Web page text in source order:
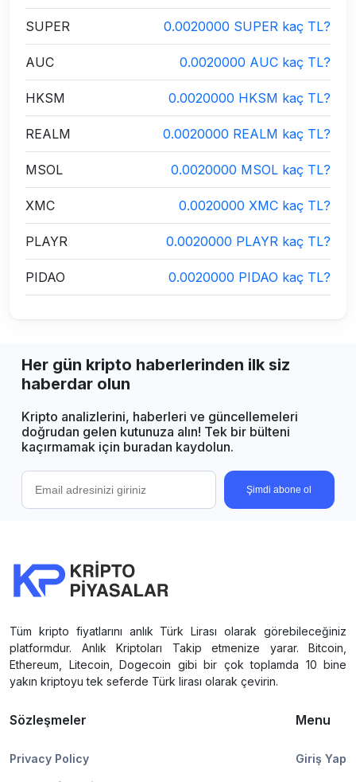
SUPER 0.0020000 SUPER kaç TL?
AUC 0.0020000 AUC kaç TL?
HKSM 0.0020000 HKSM kaç TL?
REALM 0.0020000 REALM kaç TL?
MSOL 0.0020000 MSOL kaç TL?
XMC 0.0020000 XMC kaç TL?
PLAYR 0.0020000 PLAYR kaç TL?
PIDAO 0.0020000 PIDAO kaç TL?
Her gün kripto haberlerinden ilk siz
haberdar olun
Kripto analizlerini, haberleri ve güncellemeleri
doğrudan gelen kutunuza alın! Tek bir bülteni
kaçırmamak için buradan kaydolun.
Şimdi abone ol
Tüm kripto fiyatlarını anlık Türk Lirası olarak görebileceğiniz
platformdur. Anlık Kriptoları Takip etmenize yarar. Bitcoin,
Ethereum, Litecoin, Dogecoin gibi bir çok toplamda 10 bine
yakın kriptoyu tek seferde Türk lirası olarak çevirin.
Sözleşmeler
Privacy Policy
Menu
Giriş Yap